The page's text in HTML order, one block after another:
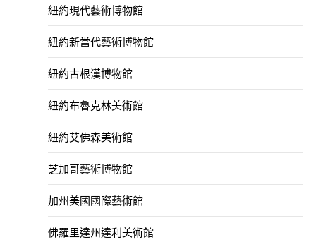
紐約現代藝術博物館
紐約新當代藝術博物館
紐約古根漢博物館
紐約布魯克林美術館
紐約艾佛森美術館
芝加哥藝術博物館
加州美國國際藝術館
佛羅里達州達利美術館